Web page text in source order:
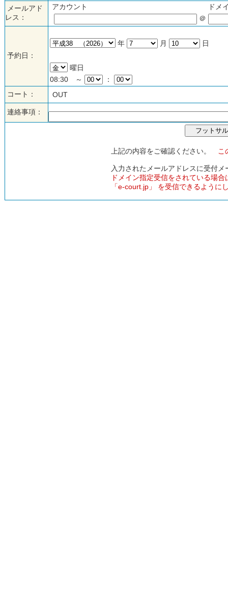
メールアド
レス：
アカウント
ドメ
＠
予約日：
年 月 日
曜日
08:30 ～
：
コート：
OUT
連絡事項：
上記の内容をご確認ください。 こ
入力されたメールアドレスに受付
ドメイン指定受信をされている場合
「e-court.jp」 を受信できるように